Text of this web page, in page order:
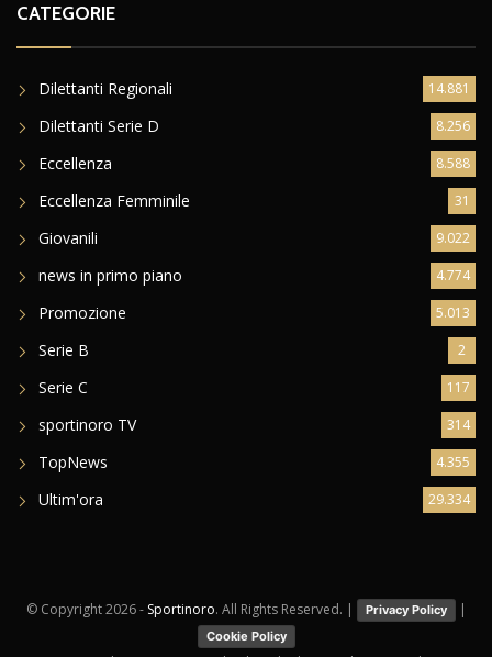
CATEGORIE
Dilettanti Regionali 14.881
Dilettanti Serie D 8.256
Eccellenza 8.588
Eccellenza Femminile 31
Giovanili 9.022
news in primo piano 4.774
Promozione 5.013
Serie B 2
Serie C 117
sportinoro TV 314
TopNews 4.355
Ultim'ora 29.334
© Copyright2026 - Sportinoro. All Rights Reserved. | Privacy Policy |
Cookie Policy